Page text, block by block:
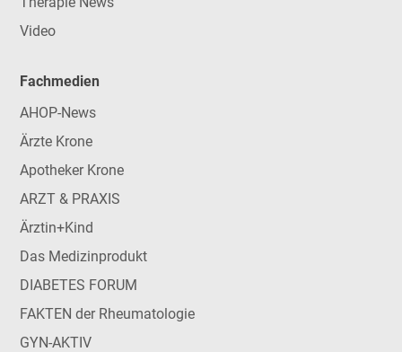
Video
Fachmedien
AHOP-News
Ärzte Krone
Apotheker Krone
ARZT & PRAXIS
Ärztin+Kind
Das Medizinprodukt
DIABETES FORUM
FAKTEN der Rheumatologie
GYN-AKTIV